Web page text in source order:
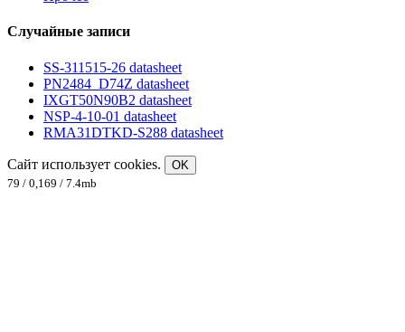
Случайные записи
SS-311515-26 datasheet
PN2484_D74Z datasheet
IXGT50N90B2 datasheet
NSP-4-10-01 datasheet
RMA31DTKD-S288 datasheet
Сайт использует cookies.
OK
79 / 0,169 / 7.4mb